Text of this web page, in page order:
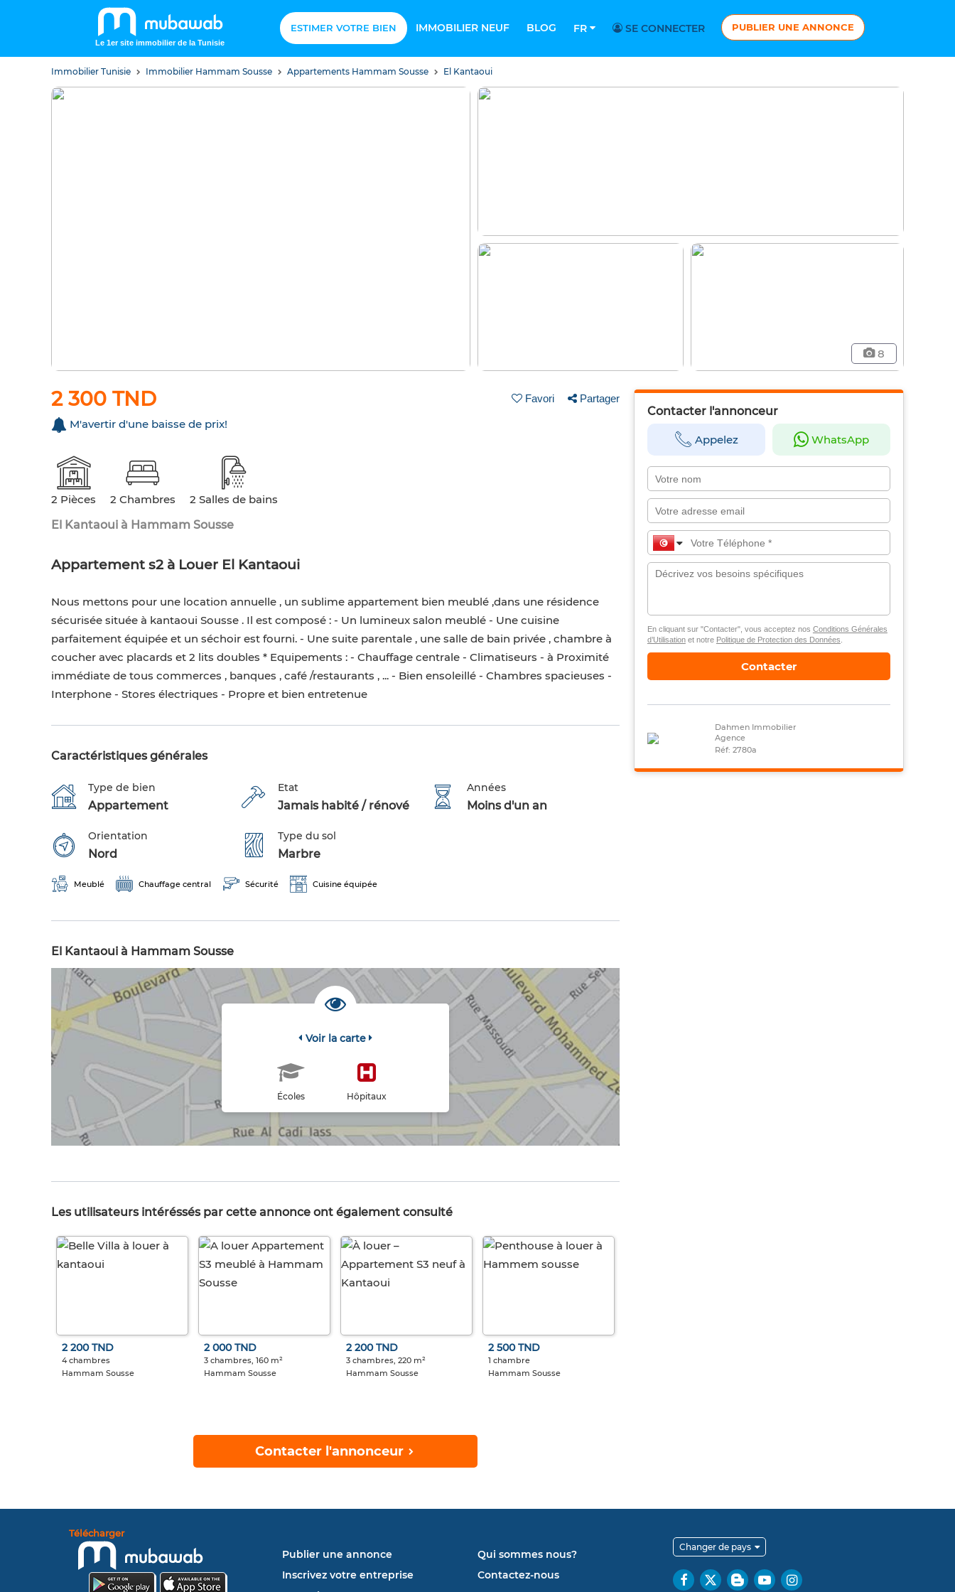
Le 1er site immobilier de la Tunisie
ESTIMER VOTRE BIEN IMMOBILIER NEUF BLOG FR SE CONNECTER PUBLIER UNE ANNONCE
Immobilier Tunisie Immobilier Hammam Sousse Appartements Hammam Sousse El Kantaoui
8
2 300 TND Favori Partager
M'avertir d'une baisse de prix!
2 Pièces 2 Chambres
2 Salles de bains
El Kantaoui à Hammam Sousse
Appartement s2 à Louer El Kantaoui
Nous mettons pour une location annuelle , un sublime appartement bien meublé ,dans une résidence
sécurisée située à kantaoui Sousse . Il est composé : - Un lumineux salon meublé - Une cuisine
parfaitement équipée et un séchoir est fourni. - Une suite parentale , une salle de bain privée , chambre à
coucher avec placards et 2 lits doubles * Equipements : - Chauffage centrale - Climatiseurs - à Proximité
immédiate de tous commerces , banques , café /restaurants , ... - Bien ensoleillé - Chambres spacieuses -
Interphone - Stores électriques - Propre et bien entretenue
Caractéristiques générales
Type de bien
Appartement
Etat
Jamais habité / rénové
Années
Moins d'un an
Orientation
Nord
Type du sol
Marbre
Meublé Chauffage central Sécurité Cuisine équipée
El Kantaoui à Hammam Sousse
Voir la carte
Écoles Hôpitaux
Les utilisateurs intéréssés par cette annonce ont également consulté
2 200 TND
4 chambres
Hammam Sousse
2 000 TND
3 chambres, 160 m²
Hammam Sousse
2 200 TND
3 chambres, 220 m²
Hammam Sousse
2 500 TND
1 chambre
Hammam Sousse
Contacter l'annonceur
Contacter l'annonceur
Appelez WhatsApp
En cliquant sur "Contacter", vous acceptez nos Conditions Générales
d’Utilisationet notre Politique de Protection des Données
Contacter
Dahmen Immobilier
Agence
Réf: 2780a
Télécharger
Publier une annonce
Inscrivez votre entreprise
Qui sommes nous?
Contactez-nous
Changer de pays